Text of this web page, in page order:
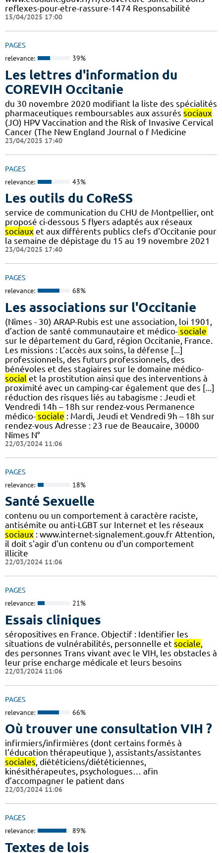
reflexes-pour-etre-rassure-1474 Responsabilité
15/04/2025 17:00
PAGES
relevance: 39%
Les lettres d'information du
COREVIH Occitanie
du 30 novembre 2020 modifiant la liste des spécialités
pharmaceutiques remboursables aux assurés sociaux
(JO) HPV Vaccination and the Risk of Invasive Cervical
Cancer (The New England Journal o f Medicine
23/04/2025 17:40
PAGES
relevance: 43%
Les outils du CoReSS
service de communication du CHU de Montpellier, ont
proposé ci-dessous 5 flyers adaptés aux réseaux
sociaux et aux différents publics clefs d'Occitanie pour
la semaine de dépistage du 15 au 19 novembre 2021
23/04/2025 17:40
PAGES
relevance: 68%
Les associations sur l'Occitanie
(Nîmes - 30) ARAP-Rubis est une association, loi 1901,
d’action de santé communautaire et médico- sociale
sur le département du Gard, région Occitanie, France.
Les missions : L’accès aux soins, la défense [...]
professionnels, des futurs professionnels, des
bénévoles et des stagiaires sur le domaine médico-
social et la prostitution ainsi que des interventions à
proximité avec un camping-car également que des [...]
réduction des risques liés au tabagisme : Jeudi et
Vendredi 14h – 18h sur rendez-vous Permanence
médico- sociale : Mardi, Jeudi et Vendredi 9h – 18h sur
rendez-vous Adresse : 23 rue de Beaucaire, 30000
Nîmes N°
22/03/2024 11:06
PAGES
relevance: 18%
Santé Sexuelle
contenu ou un comportement à caractère raciste,
antisémite ou anti-LGBT sur Internet et les réseaux
sociaux : www.internet-signalement.gouv.fr Attention,
il doit s'agir d'un contenu ou d'un comportement
illicite
22/03/2024 11:06
PAGES
relevance: 21%
Essais cliniques
séropositives en France. Objectif : Identifier les
situations de vulnérabilités, personnelle et sociale,
des personnes Trans vivant avec le VIH, les obstacles à
leur prise encharge médicale et leurs besoins
22/03/2024 11:06
PAGES
relevance: 66%
Où trouver une consultation VIH ?
infirmiers/infirmières (dont certains formés à
l’éducation thérapeutique ), assistants/assistantes
sociales, diététiciens/diététiciennes,
kinésithérapeutes, psychologues… afin
d’accompagner le patient dans
22/03/2024 11:06
PAGES
relevance: 89%
Textes de lois